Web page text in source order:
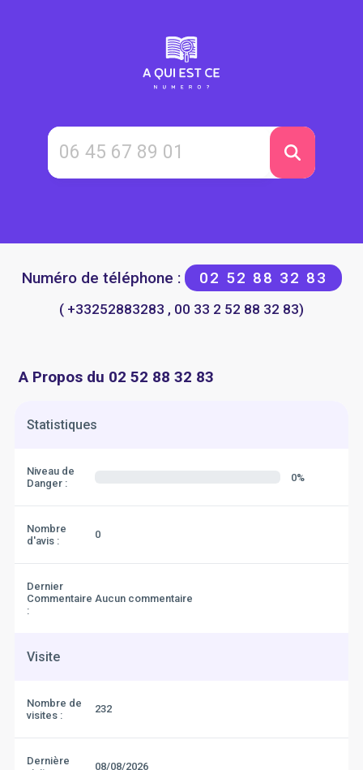
Numéro de téléphone : 02 52 88 32 83
( +33252883283 , 00 33 2 52 88 32 83)
A Propos du 02 52 88 32 83
Statistiques
Niveau de
Danger :
0%
Nombre
d'avis :
0
Dernier
Commentaire
:
Aucun commentaire
Visite
Nombre de
visites :
232
Dernière
08/08/2026